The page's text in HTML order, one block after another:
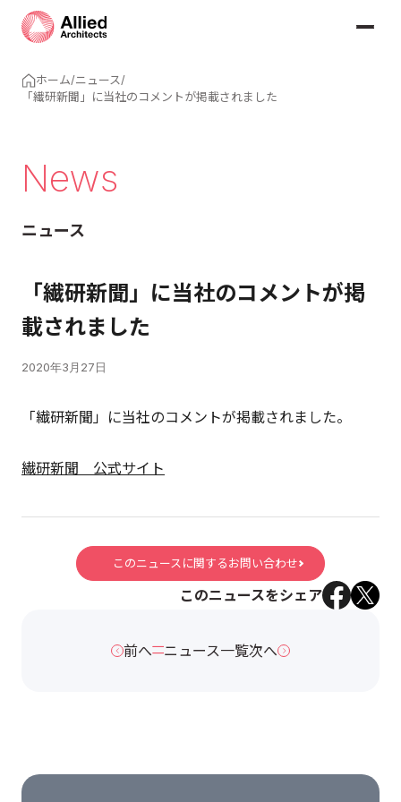
ホーム/ニュース/
「繊研新聞」に当社のコメントが掲載されました
News
ニュース
「繊研新聞」に当社のコメントが掲
載されました
2020年3月27日
「繊研新聞」に当社のコメントが掲載されました。
繊研新聞 公式サイト
このニュースに関するお問い合わせ
このニュースをシェア
前へ ニュース一覧次へ